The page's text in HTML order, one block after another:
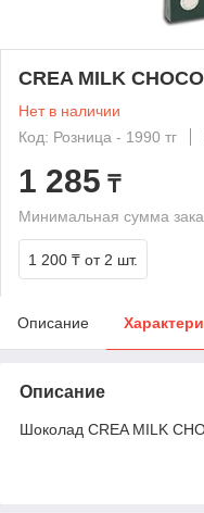
CREA MILK
Нет в наличии
Код: Розница - 1990 тг
1 285 ₸
Минимальная сумма
1 200 ₸ от 2 шт.
Описание
Описание
Шоколад CREA MILK